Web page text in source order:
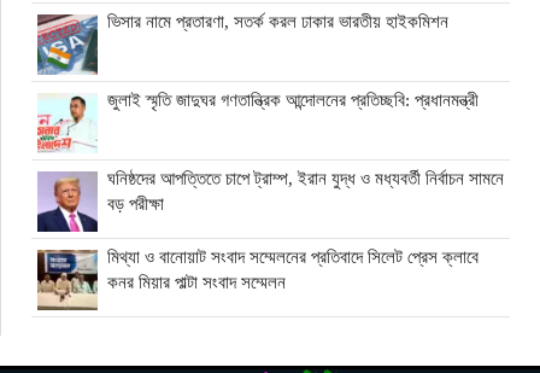
ভিসার নামে প্রতারণা, সতর্ক করল ঢাকার ভারতীয় হাইকমিশন
জুলাই স্মৃতি জাদুঘর গণতান্ত্রিক আন্দোলনের প্রতিচ্ছবি: প্রধানমন্ত্রী
ঘনিষ্ঠদের আপত্তিতে চাপে ট্রাম্প, ইরান যুদ্ধ ও মধ্যবর্তী নির্বাচন সামনে
বড় পরীক্ষা
মিথ্যা ও বানোয়াট সংবাদ সম্মেলনের প্রতিবাদে সিলেট প্রেস ক্লাবে
কনর মিয়ার পাল্টা সংবাদ সম্মেলন
হুঁশিয়ারি বিদ্যুৎ বিভাগের